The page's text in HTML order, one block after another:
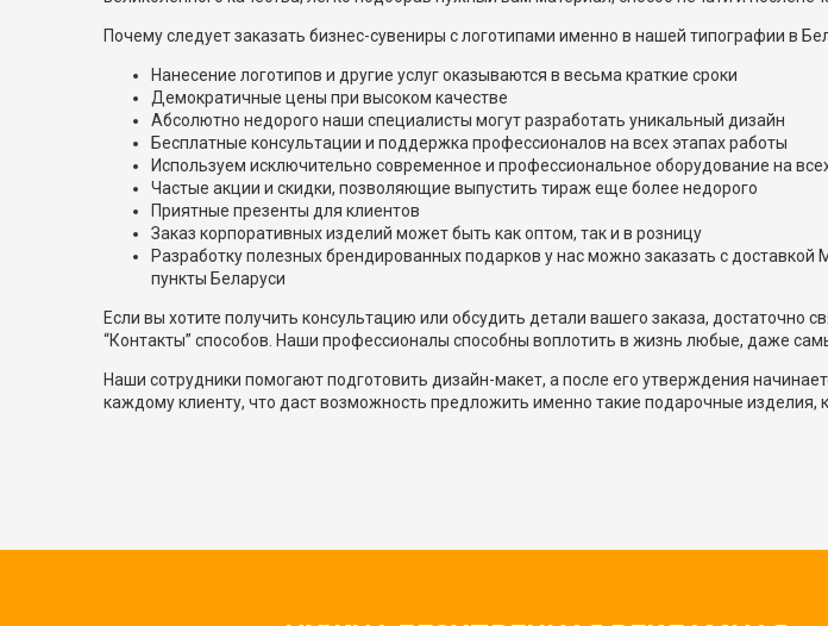
Почему следует заказать бизнес-сувениры с логотипами именно в нашей типографии в
Нанесение логотипов и другие услуг оказываются в весьма краткие сроки
Демократичные цены при высоком качестве
Абсолютно недорого наши специалисты могут разработать уникальный дизайн
Бесплатные консультации и поддержка профессионалов на всех этапах работы
Используем исключительно современное и профессиональное оборудование на
Частые акции и скидки, позволяющие выпустить тираж еще более недорого
Приятные презенты для клиентов
Заказ корпоративных изделий может быть как оптом, так и в розницу
Разработку полезных брендированных подарков у нас можно заказать с
пункты Беларуси
Если вы хотите получить консультацию или обсудить детали вашего заказа,
“Контакты” способов. Наши профессионалы способны воплотить в жизнь любые, даже
Наши сотрудники помогают подготовить дизайн-макет, а после его утверждения
каждому клиенту, что даст возможность предложить именно такие подарочные изделия,